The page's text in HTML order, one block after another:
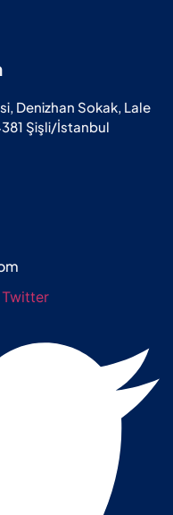
Denizhan Sokak, Lale
Şişli/İstanbul
Twitter